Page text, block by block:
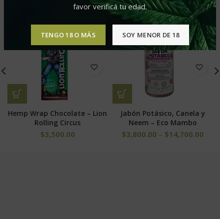
favor verificá tu edad.
TENGO 18 O MÁS SOY MENOR DE 18
Hemp Wrap Chocolate – Lion
Rolling Circus
$3,500.00
Jabón Potásico, Canela y
Neem – Eco Mambo
$3,800.00 – $14,700.00